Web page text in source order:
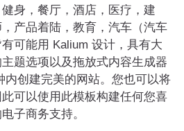
身，餐厅，酒店，医疗，建
产品着陆，教育，汽车（汽车
可能用 Kalium 设计，具有大
题选项以及拖放式内容生成器
内创建完美的网站。您也可以将
可以使用此模板构建任何您喜
子商务支持。